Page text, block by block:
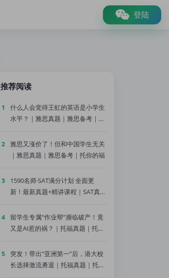
登陆
推荐阅读
1
什么人会觉得王虹的英语是小学生
水平？｜雅思真题｜雅思备考｜托
2
雅思又涨价了！但和中国学生无关
｜雅思真题｜雅思备考｜托你的福
3
1590名师·SAT满分计划 全面更
新！最新真题+精讲课程｜SAT真题
4
留学生专属“作业帮”濒临破产！竟
又是AI惹的祸？｜托福真题｜托福
5
突发！带出“亚洲第一”后，港大校
长选择激流勇退｜托福真题｜托福